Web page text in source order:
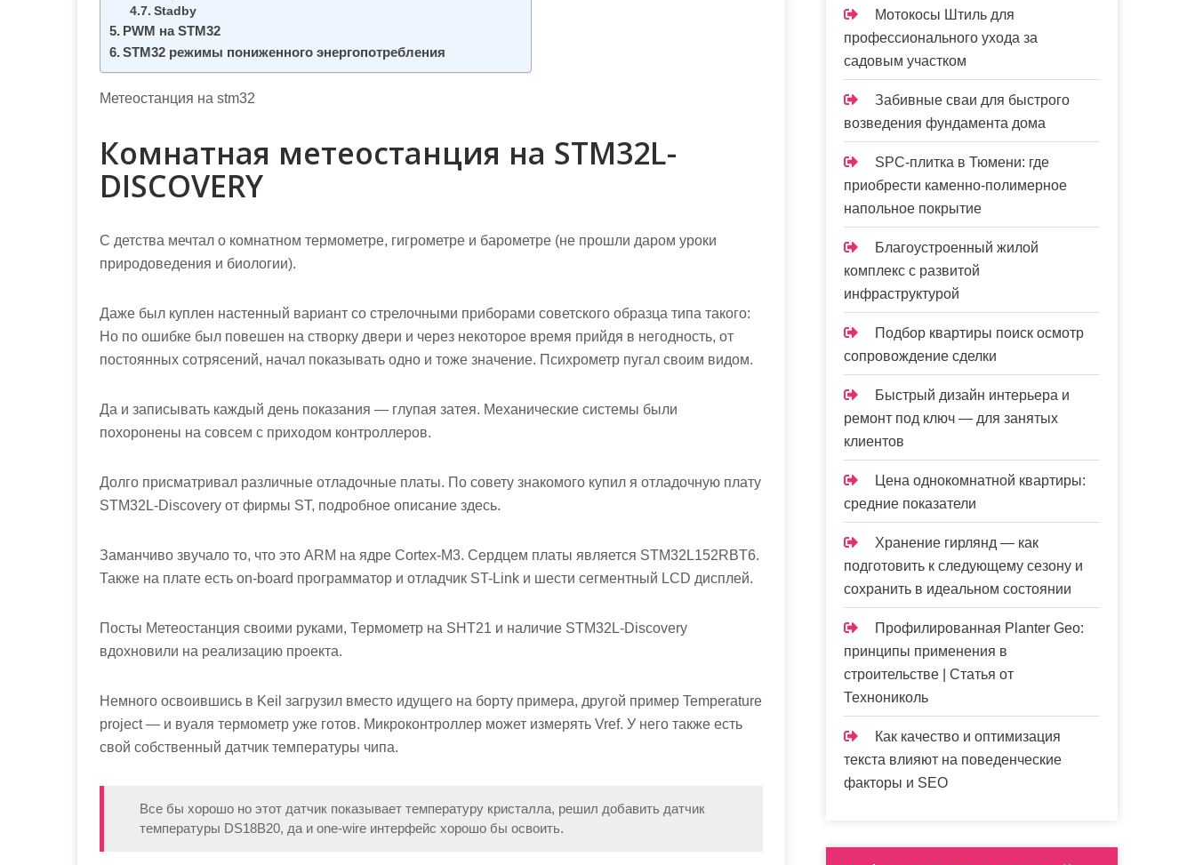
Stadby
PWM на STM32
STM32 режимы пониженного энергопотребления
Метеостанция на stm32
Комнатная метеостанция на STM32L-
DISCOVERY
С детства мечтал о комнатном термометре, гигрометре и барометре (не прошли даром уроки
природоведения и биологии).
Даже был куплен настенный вариант со стрелочными приборами советского образца типа такого:
Но по ошибке был повешен на створку двери и через некоторое время прийдя в негодность, от
постоянных сотрясений, начал показывать одно и тоже значение. Психрометр пугал своим видом.
Да и записывать каждый день показания — глупая затея. Механические системы были
похоронены на совсем с приходом контроллеров.
Долго присматривал различные отладочные платы. По совету знакомого купил я отладочную плату
STM32L-Discovery от фирмы ST, подробное описание здесь.
Заманчиво звучало то, что это ARM на ядре Cortex-M3. Сердцем платы является STM32L152RBT6.
Также на плате есть on-board программатор и отладчик ST-Link и шести сегментный LCD дисплей.
Посты Метеостанция своими руками, Термометр на SHT21 и наличие STM32L-Discovery
вдохновили на реализацию проекта.
Немного освоившись в Keil загрузил вместо идущего на борту примера, другой пример Temperature
project — и вуаля термометр уже готов. Микроконтроллер может измерять Vref. У него также есть
свой собственный датчик температуры чипа.
Все бы хорошо но этот датчик показывает температуру кристалла, решил добавить датчик
температуры DS18B20, да и one-wire интерфейс хорошо бы освоить.
Мотокосы Штиль для
профессионального ухода за
садовым участком
Забивные сваи для быстрого
возведения фундамента дома
SPC-плитка в Тюмени: где
приобрести каменно-полимерное
напольное покрытие
Благоустроенный жилой
комплекс с развитой
инфраструктурой
Подбор квартиры поиск осмотр
сопровождение сделки
Быстрый дизайн интерьера и
ремонт под ключ — для занятых
клиентов
Цена однокомнатной квартиры:
средние показатели
Хранение гирлянд — как
подготовить к следующему сезону и
сохранить в идеальном состоянии
Профилированная Planter Geo:
принципы применения в
строительстве | Статья от
Технониколь
Как качество и оптимизация
текста влияют на поведенческие
факторы и SEO